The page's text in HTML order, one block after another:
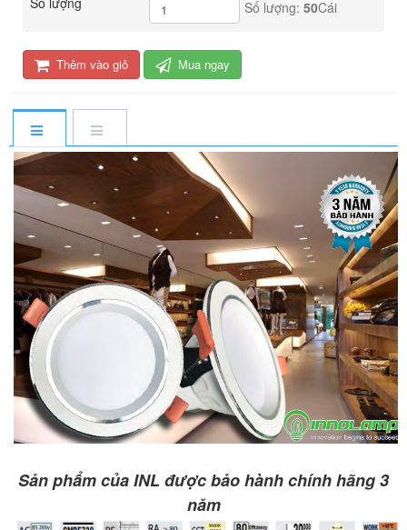
Số lượng: 50Cái
Thêm vào giỏ Mua ngay
Sản phẩm của INL được bảo hành chính hãng 3
năm